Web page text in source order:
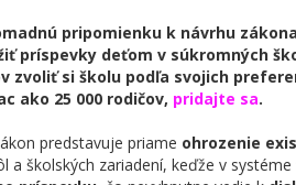
pripomienku k návrhu
príspevky deťom v súkromných
zvoliť si školu podľa svojich
ako 25 000 rodičov, pridajte sa.
predstavuje priame ohrozenie
a školských zariadení, keďže v